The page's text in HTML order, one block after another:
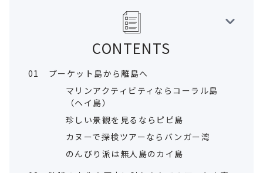
CONTENTS
01
プーケット島から離島へ
マリンアクティビティならコーラル島
（ヘイ島）
珍しい景観を見るならピピ島
カヌーで探検ツアーならバンガー湾
のんびり派は無人島のカイ島